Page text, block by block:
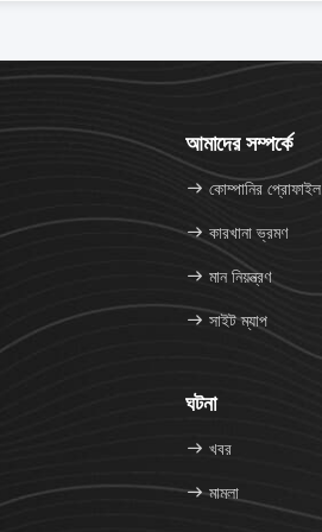
আমাদের সম্পর্কে
কোম্পানির প্রোফাইল
কারখানা ভ্রমণ
মান নিয়ন্ত্রণ
সাইট ম্যাপ
ঘটনা
খবর
মামলা